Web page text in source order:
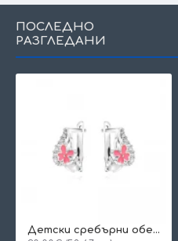
ПОСЛЕДНО
РАЗГЛЕДАНИ
Детски сребърни обеци Ribbon